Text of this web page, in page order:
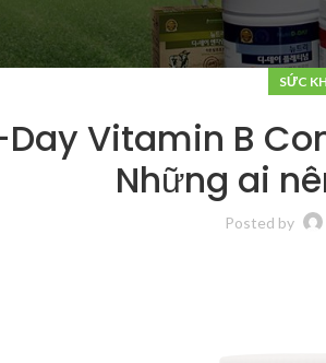
SỨC
Vitamin B
Những ai
Posted by